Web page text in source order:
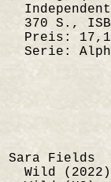
370 S.,
Preis:
Serie:
Sara Fields
Wild